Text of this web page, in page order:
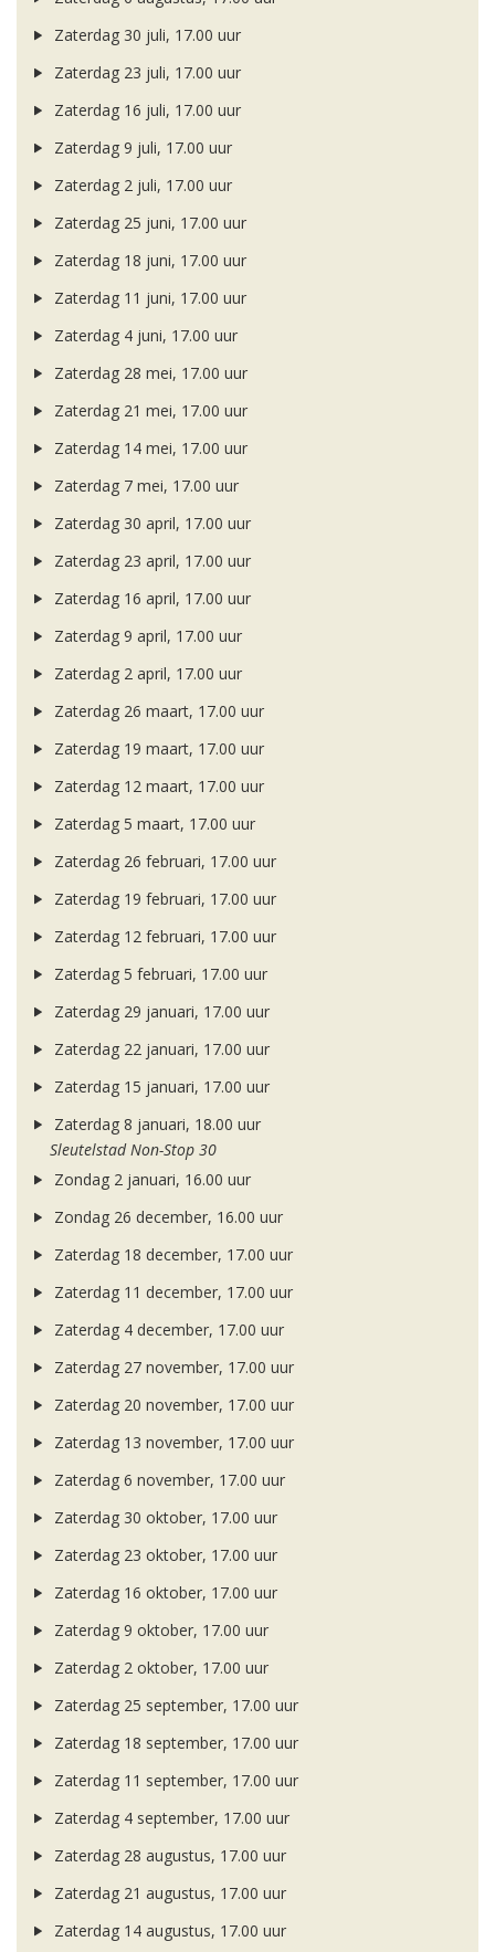
Zaterdag 30 juli, 17.00 uur
Zaterdag 23 juli, 17.00 uur
Zaterdag 16 juli, 17.00 uur
Zaterdag 9 juli, 17.00 uur
Zaterdag 2 juli, 17.00 uur
Zaterdag 25 juni, 17.00 uur
Zaterdag 18 juni, 17.00 uur
Zaterdag 11 juni, 17.00 uur
Zaterdag 4 juni, 17.00 uur
Zaterdag 28 mei, 17.00 uur
Zaterdag 21 mei, 17.00 uur
Zaterdag 14 mei, 17.00 uur
Zaterdag 7 mei, 17.00 uur
Zaterdag 30 april, 17.00 uur
Zaterdag 23 april, 17.00 uur
Zaterdag 16 april, 17.00 uur
Zaterdag 9 april, 17.00 uur
Zaterdag 2 april, 17.00 uur
Zaterdag 26 maart, 17.00 uur
Zaterdag 19 maart, 17.00 uur
Zaterdag 12 maart, 17.00 uur
Zaterdag 5 maart, 17.00 uur
Zaterdag 26 februari, 17.00 uur
Zaterdag 19 februari, 17.00 uur
Zaterdag 12 februari, 17.00 uur
Zaterdag 5 februari, 17.00 uur
Zaterdag 29 januari, 17.00 uur
Zaterdag 22 januari, 17.00 uur
Zaterdag 15 januari, 17.00 uur
Zaterdag 8 januari, 18.00 uur
Sleutelstad Non-Stop 30
Zondag 2 januari, 16.00 uur
Zondag 26 december, 16.00 uur
Zaterdag 18 december, 17.00 uur
Zaterdag 11 december, 17.00 uur
Zaterdag 4 december, 17.00 uur
Zaterdag 27 november, 17.00 uur
Zaterdag 20 november, 17.00 uur
Zaterdag 13 november, 17.00 uur
Zaterdag 6 november, 17.00 uur
Zaterdag 30 oktober, 17.00 uur
Zaterdag 23 oktober, 17.00 uur
Zaterdag 16 oktober, 17.00 uur
Zaterdag 9 oktober, 17.00 uur
Zaterdag 2 oktober, 17.00 uur
Zaterdag 25 september, 17.00 uur
Zaterdag 18 september, 17.00 uur
Zaterdag 11 september, 17.00 uur
Zaterdag 4 september, 17.00 uur
Zaterdag 28 augustus, 17.00 uur
Zaterdag 21 augustus, 17.00 uur
Zaterdag 14 augustus, 17.00 uur